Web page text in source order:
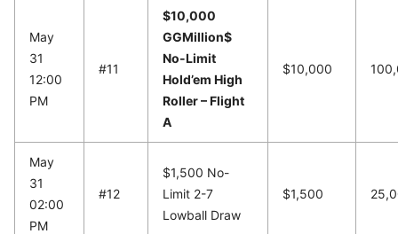
May
31
12:00
PM
#11
$10,000
GGMillion$
No-Limit
Hold’em High
Roller – Flight
A
$10,000
May
31
02:00
PM
#12
$1,500 No-
Limit 2-7
Lowball Draw
$1,500